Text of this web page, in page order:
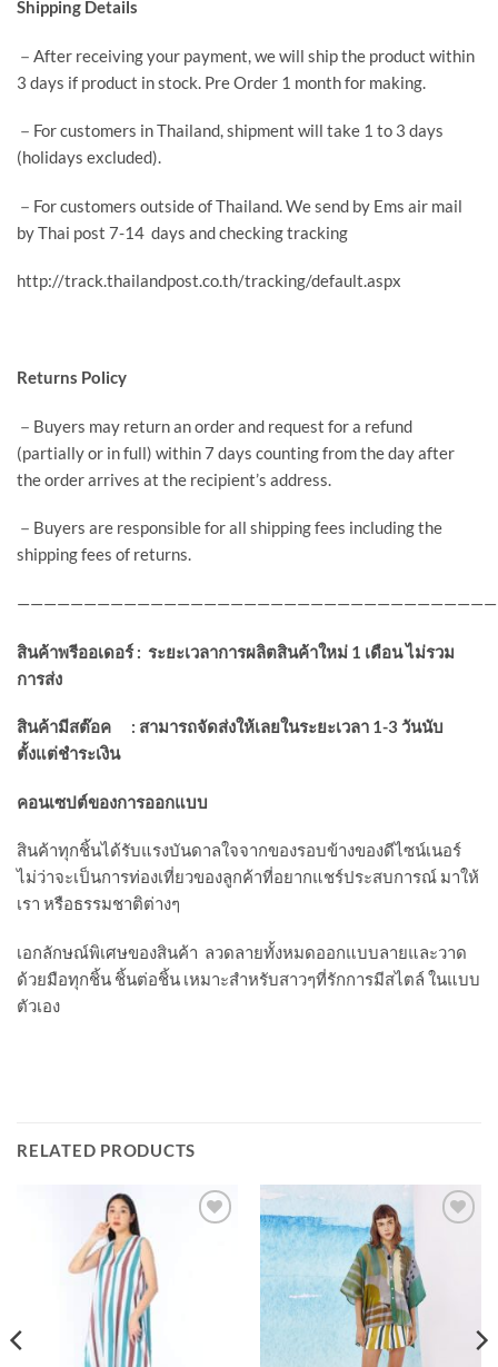
Shipping Details
－After receiving your payment, we will ship the product within
3 days if product in stock. Pre Order 1 month for making.
－For customers in Thailand, shipment will take 1 to 3 days
(holidays excluded).
－For customers outside of Thailand. We send by Ems air mail
by Thai post 7-14 days and checking tracking
http://track.thailandpost.co.th/tracking/default.aspx
Returns Policy
－Buyers may return an order and request for a refund
(partially or in full) within 7 days counting from the day after
the order arrives at the recipient’s address.
－Buyers are responsible for all shipping fees including the
shipping fees of returns.
สินค้าพรีออเดอร์ : ระยะเวลาการผลิตสินค้าใหม่ 1 เดือน ไม่รวม
การส่ง
สินค้ามีสต๊อค : สามารถจัดส่งให้เลยในระยะเวลา 1-3 วันนับ
ตั้งแต่ชำระเงิน
คอนเซปต์ของการออกแบบ
สินค้าทุกชิ้นได้รับแรงบันดาลใจจากของรอบข้างของดีไซน์เนอร์
ไม่ว่าจะเป็นการท่องเที่ยวของลูกค้าที่อยากแชร์ประสบการณ์ มาให้
เรา หรือธรรมชาติต่างๆ
เอกลักษณ์พิเศษของสินค้า ลวดลายทั้งหมดออกแบบลายและวาด
ด้วยมือทุกชิ้น ชิ้นต่อชิ้น เหมาะสำหรับสาวๆที่รักการมีสไตล์ ในแบบ
ตัวเอง
RELATED PRODUCTS